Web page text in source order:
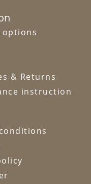
options
& Returns
instruction